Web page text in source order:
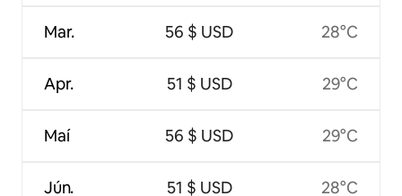
Mar.
Apr.
Maí
Jún.
56 $ USD
51 $ USD
56 $ USD
51 $ USD
28°C
29°C
29°C
28°C